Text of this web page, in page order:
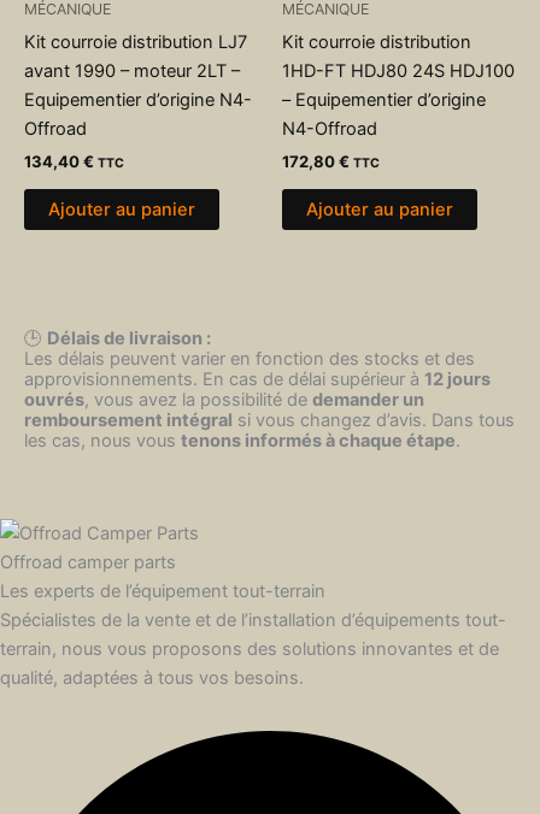
MÉCANIQUE
Kit courroie distribution LJ7
avant 1990 – moteur 2LT –
Equipementier d’origine N4-
Offroad
134,40€ TTC
Ajouter au panier
MÉCANIQUE
Kit courroie distribution
1HD-FT HDJ80 24S HDJ100
– Equipementier d’origine
N4-Offroad
172,80€ TTC
Ajouter au panier
🕒 Délais de livraison :
Les délais peuvent varier en fonction des stocks et des
approvisionnements. En cas de délai supérieur à 12 jours
ouvrés, vous avez la possibilité de demander un
remboursement intégral si vous changez d’avis. Dans tous
les cas, nous vous tenons informés à chaque étape.
Offroad camper parts
Les experts de l’équipement tout-terrain
Spécialistes de la vente et de l’installation d’équipements tout-
terrain, nous vous proposons des solutions innovantes et de
qualité, adaptées à tous vos besoins.